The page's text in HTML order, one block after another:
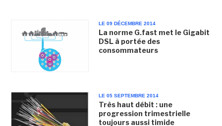
LE 09 DÉCEMBRE 2014
La norme G.fast met le Gigabit
DSL à portée des
consommateurs
LE 05 SEPTEMBRE 2014
Très haut débit : une
progression trimestrielle
toujours aussi timide